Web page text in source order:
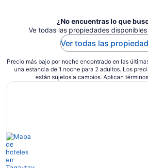
¿No encuentras lo que
Ve todas las propiedades
Ver todas las
Precio más bajo por noche encontrado en las
una estancia de 1 noche para 2 adultos. Los
están sujetos a cambios. Aplican